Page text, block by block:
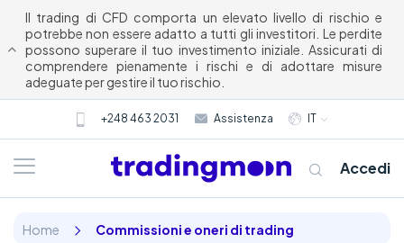
Il trading di CFD comporta un elevato livello di rischio e
potrebbe non essere adatto a tutti gli investitori. Le perdite
possono superare il tuo investimento iniziale. Assicurati di
comprendere pienamente i rischi e di adottare misure
adeguate per gestire il tuo rischio.
+248 463 2031 Assistenza IT
Accedi
Home Commissioni e oneri di trading